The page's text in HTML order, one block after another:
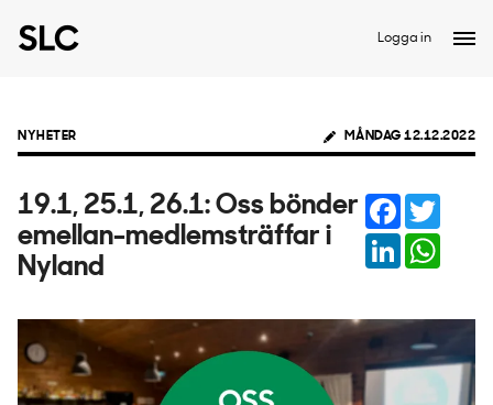
Logga in
NYHETER MÅNDAG 12.12.2022
19.1, 25.1, 26.1: Oss bönder
emellan-medlemsträffar i
Nyland
Facebook
LinkedIn